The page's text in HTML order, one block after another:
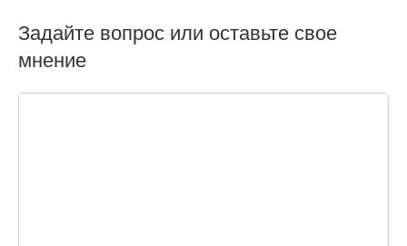
Задайте вопрос или оставьте свое
мнение